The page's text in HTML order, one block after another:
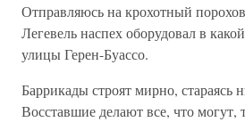
Отправляюсь на крохотный
Легевель наспех оборудовал в
улицы Герен-Буассо.
Баррикады строят мирно, стараясь
Восставшие делают все, что могут,